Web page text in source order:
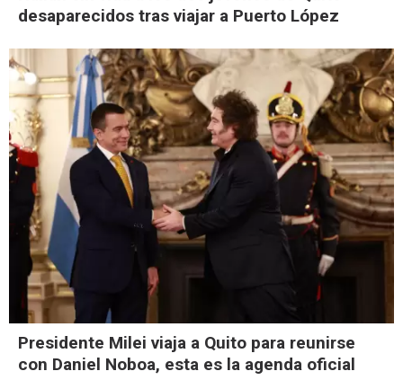
desaparecidos tras viajar a Puerto López
Presidente Milei viaja a Quito para reunirse
con Daniel Noboa, esta es la agenda oficial